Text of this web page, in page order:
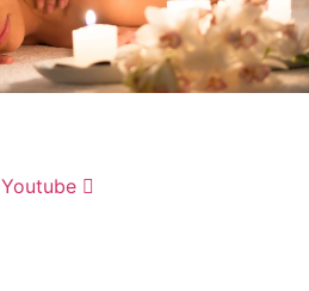
Youtube